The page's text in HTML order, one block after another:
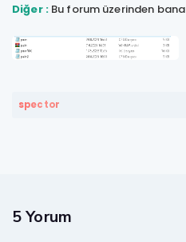
Diğer :Bu forum üzerinden bana
spector
5 Yorum